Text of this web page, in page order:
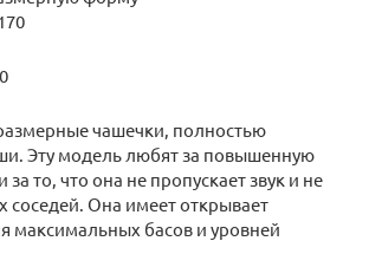
чашечки, полностью
Эту модель любят за повышенную
то, что она не пропускает звук и не
соседей. Она имеет открывает
максимальных басов и уровней